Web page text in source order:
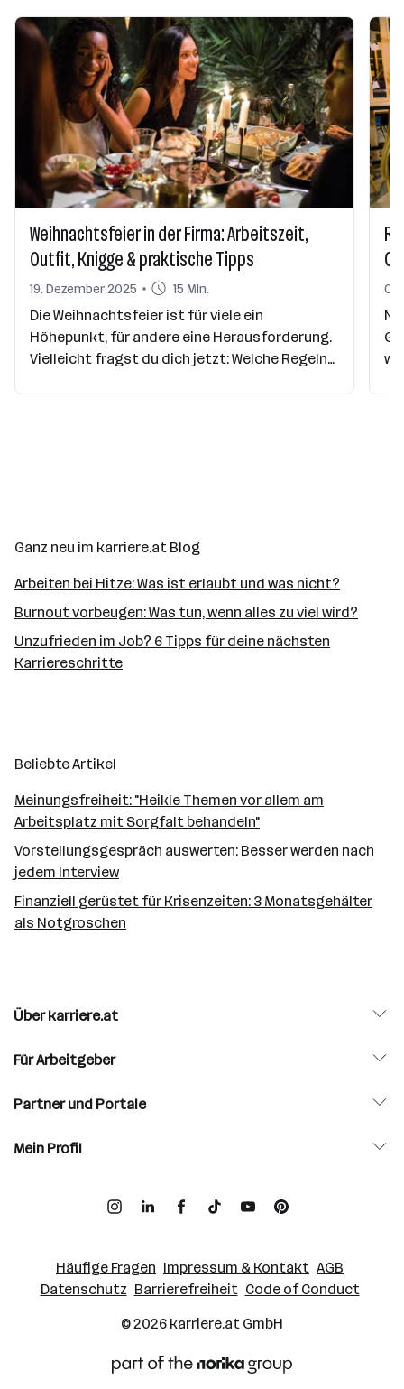
Weihnachtsfeier in der Firma: Arbeitszeit,
Outfit, Knigge & praktische Tipps
19. Dezember 2025 15 Min.
Die Weihnachtsfeier ist für viele ein
Höhepunkt, für andere eine Herausforderung.
Vielleicht fragst du dich jetzt: Welche Regeln
Ganz neu im karriere.at Blog
Arbeiten bei Hitze: Was ist erlaubt und was nicht?
Burnout vorbeugen: Was tun, wenn alles zu viel wird?
Unzufrieden im Job? 6 Tipps für deine nächsten
Karriereschritte
Beliebte Artikel
Meinungsfreiheit: "Heikle Themen vor allem am
Arbeitsplatz mit Sorgfalt behandeln"
Vorstellungsgespräch auswerten: Besser werden nach
jedem Interview
Finanziell gerüstet für Krisenzeiten: 3 Monatsgehälter
als Notgroschen
Über karriere.at
Für Arbeitgeber
Partner und Portale
Mein Profil
Häufige Fragen Impressum & Kontakt AGB
Datenschutz Barrierefreiheit Code of Conduct
© 2026 karriere.at GmbH